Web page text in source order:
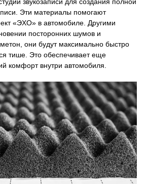
Эти материалы помогают
«ЭХО» в автомобиле. Другими
посторонних шумов и
они будут максимально быстро
тише. Это обеспечивает еще
комфорт внутри автомобиля.